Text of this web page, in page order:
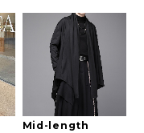
Mid-length